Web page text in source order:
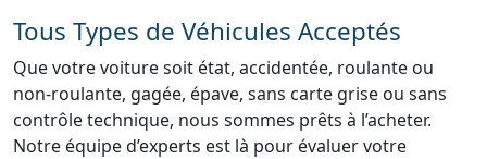
Tous Types de Véhicules Acceptés
Que votre voiture soit état, accidentée, roulante ou
non-roulante, gagée, épave, sans carte grise ou sans
contrôle technique, nous sommes prêts à l’acheter.
Notre équipe d’experts est là pour évaluer votre